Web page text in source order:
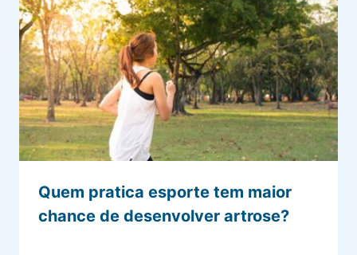
Quem pratica esporte tem maior
chance de desenvolver artrose?